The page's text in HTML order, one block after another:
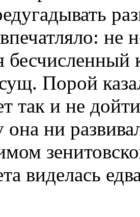
не
Порой
так и не
ни
виделась